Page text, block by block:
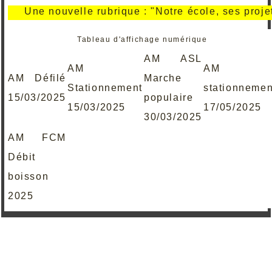
nouvelle rubrique : "Notre école, ses projets,
Tableau d'affichage numérique
AM Défilé
15/03/2025
AM
Stationnement
15/03/2025
AM ASL
Marche
populaire
30/03/2025
AM
17/05/2025
AM FCM
Débit
boisson
2025